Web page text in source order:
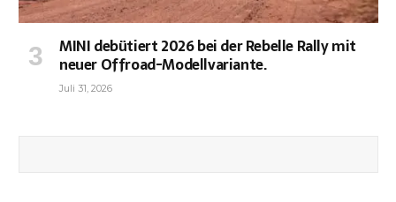
MINI debütiert 2026 bei der Rebelle Rally mit
neuer Offroad-Modellvariante.
Juli 31, 2026